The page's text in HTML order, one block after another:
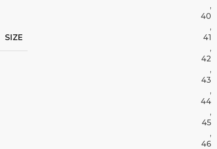
SIZE
,
40
,
41
,
42
,
43
,
44
,
45
,
46